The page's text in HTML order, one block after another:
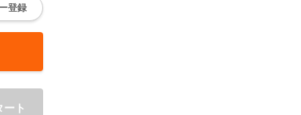
登録
ト